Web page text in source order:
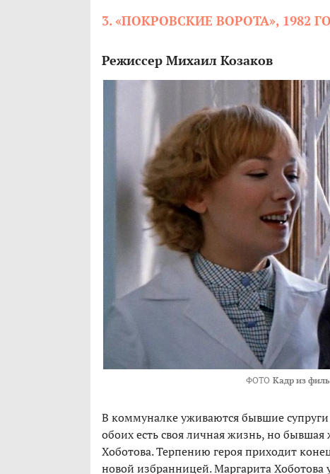
3. «ПОКРОВСКИЕ ВОРОТА», 1982
Режиссер Михаил Козаков
ФОТО Кадр из
В коммуналке уживаются бывшие
обоих есть своя личная жизнь, но
Хоботова. Терпению героя приходит
новой избранницей. Маргарита Хоботова